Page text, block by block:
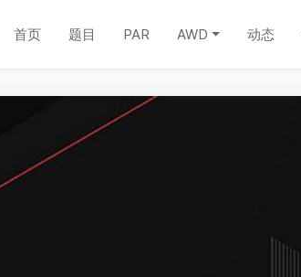
首页 题目 PAR AWD 动态